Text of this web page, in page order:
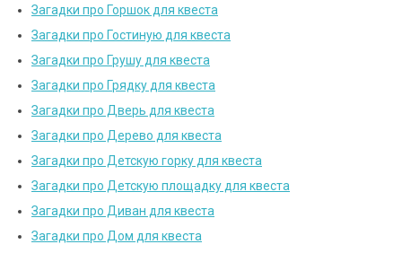
Загадки про Горшок для квеста
Загадки про Гостиную для квеста
Загадки про Грушу для квеста
Загадки про Грядку для квеста
Загадки про Дверь для квеста
Загадки про Дерево для квеста
Загадки про Детскую горку для квеста
Загадки про Детскую площадку для квеста
Загадки про Диван для квеста
Загадки про Дом для квеста